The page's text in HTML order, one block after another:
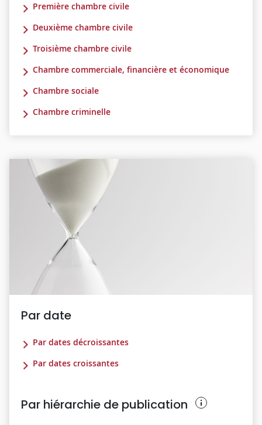
Première chambre civile
Deuxième chambre civile
Troisième chambre civile
Chambre commerciale, financière et économique
Chambre sociale
Chambre criminelle
Par date
Par dates décroissantes
Par dates croissantes
Par hiérarchie de publication